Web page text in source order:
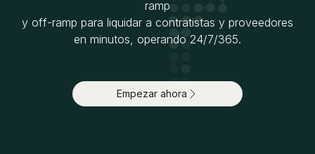
ramp
y off-ramp para liquidar a contratistas y proveedores
en minutos, operando 24/7/365.
Empezar ahora